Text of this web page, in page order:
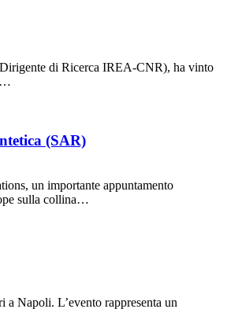
di Ricerca IREA-CNR), ha vinto
(SAR)
un importante appuntamento
sulla collina…
Napoli. L’evento rappresenta un